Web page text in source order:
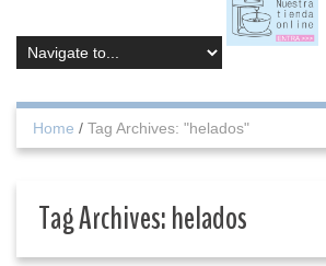
Home / Tag Archives: "helados"
Tag Archives:helados